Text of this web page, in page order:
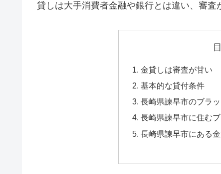
貸しは大手消費者金融や銀行とは違い、審査
金貸しは審査が甘い
基本的な貸付条件
長崎県諫早市のブラ
長崎県諫早市に住む
長崎県諫早市にある